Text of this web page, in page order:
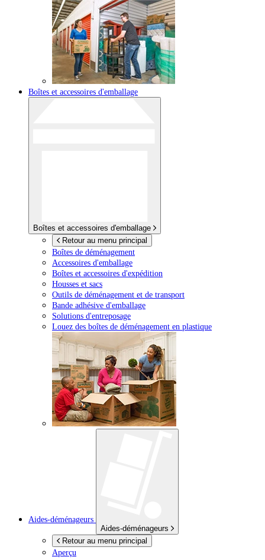
Boîtes et accessoires d'emballage
Boîtes et accessoires d'emballage
Retour au menu principal
Boîtes de déménagement
Accessoires d'emballage
Boîtes et accessoires d'expédition
Housses et sacs
Outils de déménagement et de transport
Bande adhésive d'emballage
Solutions d'entreposage
Louez des boîtes de déménagement en plastique
Aides-déménageurs
Aides-déménageurs
Retour au menu principal
Aperçu